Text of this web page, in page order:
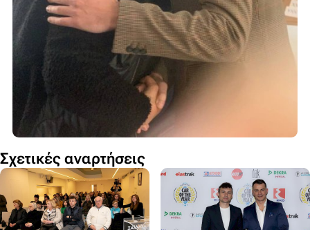
Σχετικές αναρτήσεις